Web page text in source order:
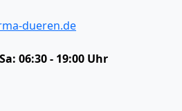
dueren.de
06:30 - 19:00 Uhr